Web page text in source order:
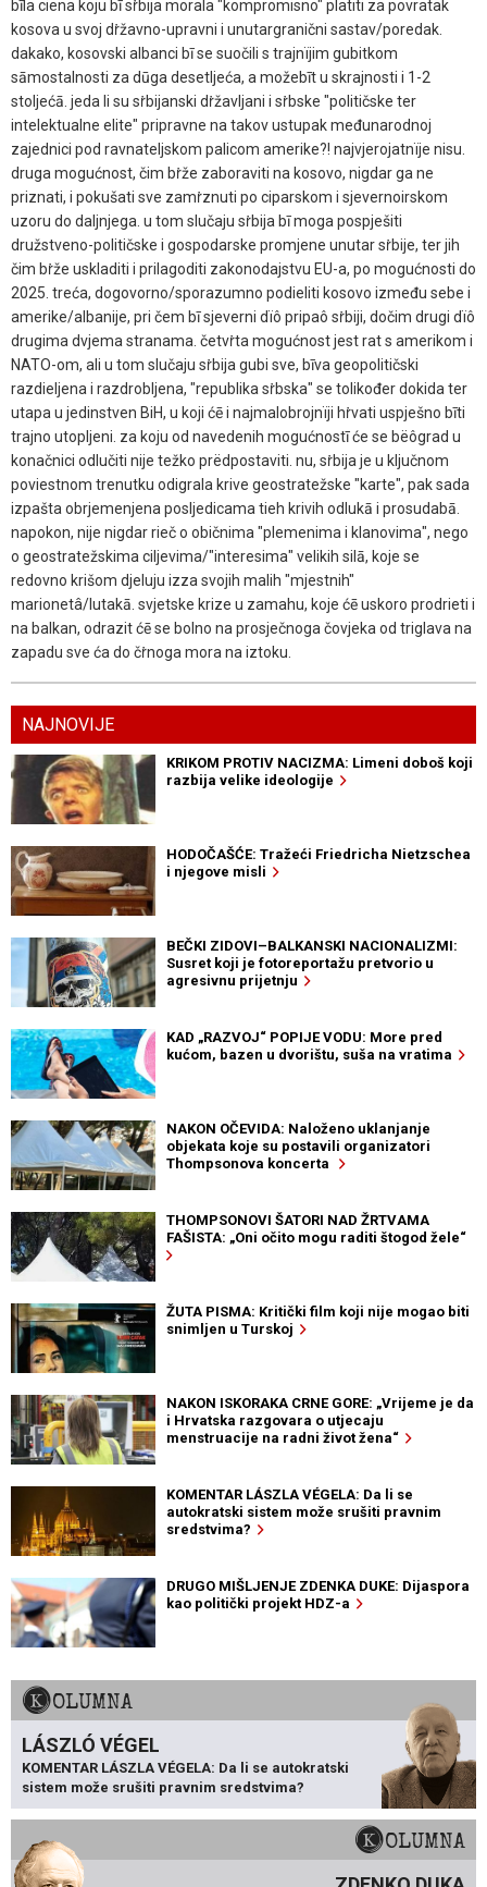
bīla ciena koju bī sṙbija morala "kompromisno" platiti za povratak
kosova u svoj dṙžavno-upravni i unutargranični sastav/poredak.
dakako, kosovski albanci bī se suočili s trajnïjim gubitkom
sāmostalnosti za dūga desetljeća, a možebīt u skrajnosti i 1-2
stoljećā. jeda li su sṙbijanski dṙžavljani i sṙbske "političske ter
intelektualne elite" pripravne na takov ustupak međunarodnoj
zajednici pod ravnateljskom palicom amerike?! najvjerojatnïje nisu.
druga mogućnost, čim bṙže zaboraviti na kosovo, nigdar ga ne
priznati, i pokušati sve zamṙznuti po ciparskom i sjevernoirskom
uzoru do daljnjega. u tom slučaju sṙbija bī moga pospješiti
družstveno-političske i gospodarske promjene unutar sṙbije, ter jih
čim bṙže uskladiti i prilagoditi zakonodajstvu EU-a, po mogućnosti do
2025. treća, dogovorno/sporazumno podieliti kosovo između sebe i
amerike/albanije, pri čem bī sjeverni dïô pripaô sṙbiji, dočim drugi dïô
drugima dvjema stranama. četvṙta mogućnost jest rat s amerikom i
NATO-om, ali u tom slučaju sṙbija gubi sve, bīva geopolitičski
razdieljena i razdrobljena, "republika sṙbska" se tolikođer dokida ter
utapa u jedinstven BiH, u koji ćē i najmalobrojnïji hṙvati uspješno bīti
trajno utopljeni. za koju od navedenih mogućnostī će se bëôgrad u
konačnici odlučiti nije težko prëdpostaviti. nu, sṙbija je u ključnom
poviestnom trenutku odigrala krive geostratežske "karte", pak sada
izpašta obrjemenjena posljedicama tieh krivih odlukā i prosudabā.
napokon, nije nigdar rieč o običnima "plemenima i klanovima", nego
o geostratežskima ciljevima/"interesima" velikih silā, koje se
redovno krišom djeluju izza svojih malih "mjestnih"
marionetâ/lutakā. svjetske krize u zamahu, koje ćē uskoro prodrieti i
na balkan, odrazit ćē se bolno na prosječnoga čovjeka od triglava na
zapadu sve ća do čṙnoga mora na iztoku.
NAJNOVIJE
KRIKOM PROTIV NACIZMA: Limeni doboš koji
razbija velike ideologije
HODOČAŠĆE: Tražeći Friedricha Nietzschea
i njegove misli
BEČKI ZIDOVI–BALKANSKI NACIONALIZMI:
Susret koji je fotoreportažu pretvorio u
agresivnu prijetnju
KAD „RAZVOJ“ POPIJE VODU: More pred
kućom, bazen u dvorištu, suša na vratima
NAKON OČEVIDA: Naloženo uklanjanje
objekata koje su postavili organizatori
Thompsonova koncerta
THOMPSONOVI ŠATORI NAD ŽRTVAMA
FAŠISTA: „Oni očito mogu raditi štogod žele“
ŽUTA PISMA: Kritički film koji nije mogao biti
snimljen u Turskoj
NAKON ISKORAKA CRNE GORE: „Vrijeme je da
i Hrvatska razgovara o utjecaju
menstruacije na radni život žena“
KOMENTAR LÁSZLA VÉGELA: Da li se
autokratski sistem može srušiti pravnim
sredstvima?
DRUGO MIŠLJENJE ZDENKA DUKE: Dijaspora
kao politički projekt HDZ-a
KOLUMNA
LÁSZLÓ VÉGEL
KOMENTAR LÁSZLA VÉGELA: Da li se autokratski
sistem može srušiti pravnim sredstvima?
KOLUMNA